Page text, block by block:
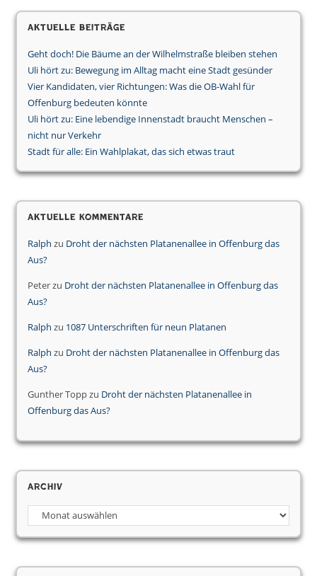
Aktuelle Beiträge
Geht doch! Die Bäume an der Wilhelmstraße bleiben stehen
Uli hört zu: Bewegung im Alltag macht eine Stadt gesünder
Vier Kandidaten, vier Richtungen: Was die OB-Wahl für
Offenburg bedeuten könnte
Uli hört zu: Eine lebendige Innenstadt braucht Menschen –
nicht nur Verkehr
Stadt für alle: Ein Wahlplakat, das sich etwas traut
Aktuelle Kommentare
Ralph zu Droht der nächsten Platanenallee in Offenburg das
Aus?
Peterzu Droht der nächsten Platanenallee in Offenburg das
Aus?
Ralph zu 1087 Unterschriften für neun Platanen
Ralph zu Droht der nächsten Platanenallee in Offenburg das
Aus?
Gunther Toppzu Droht der nächsten Platanenallee in
Offenburg das Aus?
Archiv